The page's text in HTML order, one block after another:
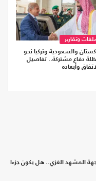
وتقارير
والسعودية وتركيا نحو
دفاع مشتركة.. تفاصيل
وأبعاده
المشهد الغزي.. هل يكون جزءا